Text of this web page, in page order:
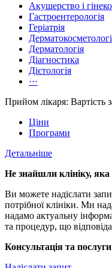
Акушерство і
Гастроентерологія
Геріатрія
Дерматологія
Діагностика
Дієтологія
···
Прийом лікаря: Вартість
Ціни
Програми
Детальніше
Не знайшли клініку,
Ви можете надіслати
потрібної клініки. Ми
надамо актуальну
та процедур, що
Консультація та